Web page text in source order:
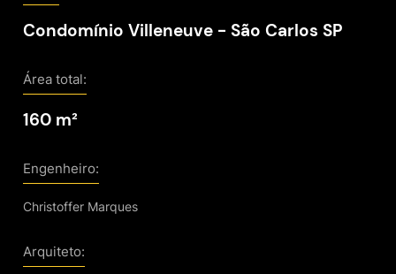
Condomínio Villeneuve - São Carlos SP
Área total:
160 m²
Engenheiro:
Christoffer Marques
Arquiteto: